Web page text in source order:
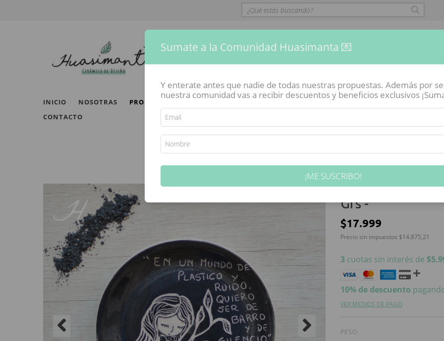
INICIO NOSOTRAS PRODUCTOS ENGOBES POR MAYOR
CONTACTO
ENGOBE
Grs -
$17.999
Precio sin impuestos $14.875,21
3 cuotas sin interés de
10% de descuento
VER MEDIOS DE PAGO
PESO:
Sumate a la Comunidad Huasimanta 💌
Y enterate antes que nadie de todas nuestras propuestas. Además por
nuestra comunidad vas a recibir descuentos y beneficios exclusivos
¡ME SUSCRIBO!